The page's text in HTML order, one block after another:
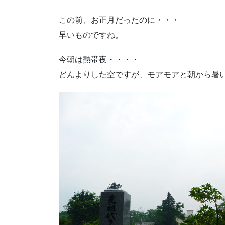
この前、お正月だったのに・・・
早いものですね。
今朝は熱帯夜・・・・
どんよりした空ですが、モアモアと朝から暑